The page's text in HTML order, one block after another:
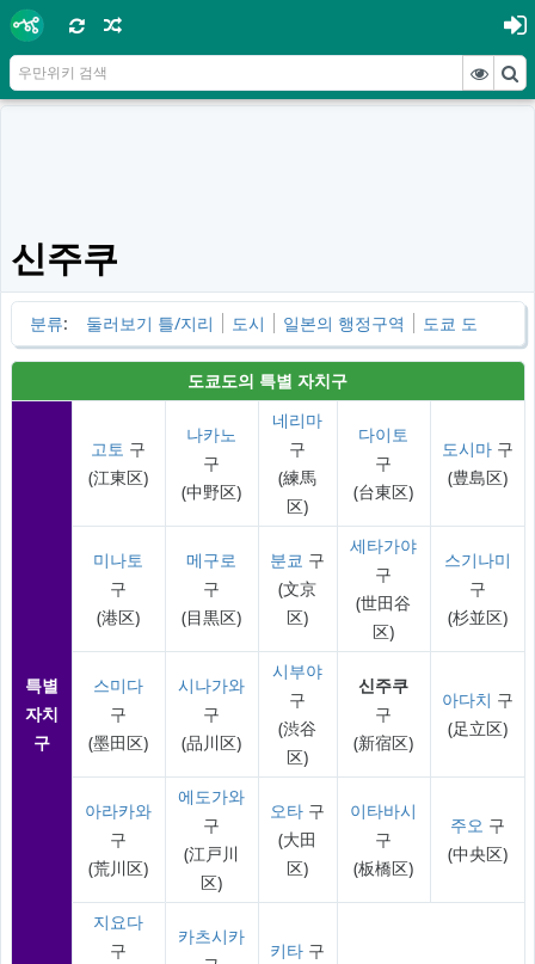
신주쿠
분류: 둘러보기 틀/지리 도시 일본의 행정구역 도쿄 도
도쿄도의 특별 자치구
특별
자치
구
고토 구
(江東区)
나카노
구
(中野区)
네리마
구
(練馬
区)
다이토
구
(台東区)
도시마구
(豊島区)
미나토
구
(港区)
메구로
구
(目黒区)
분쿄 구
(文京
区)
세타가야
구
(世田谷
区)
스기나미
구
(杉並区)
스미다
구
(墨田区)
시나가와
구
(品川区)
시부야
구
(渋谷
区)
신주쿠
구
(新宿区)
아다치 구
(足立区)
아라카와
구
(荒川区)
에도가와
구
(江戸川
区)
오타 구
(大田
区)
이타바시
구
(板橋区)
주오 구
(中央区)
지요다
구
카츠시카
키타 구